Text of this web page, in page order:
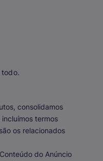
todo.
consolidamos
termos
os relacionados
do Anúncio